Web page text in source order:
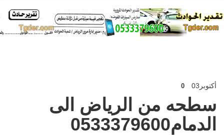
أكتوبر 03
0
سطحه من الرياض الى
الدمام0533379600